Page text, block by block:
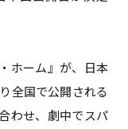
ホーム』が、日本
全国で公開される
わせ、劇中でスパ